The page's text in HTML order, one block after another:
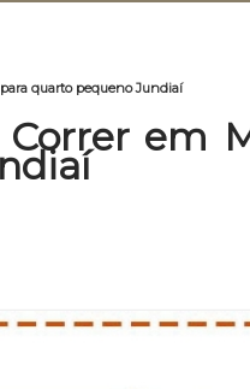
quarto pequeno Jundiaí
em